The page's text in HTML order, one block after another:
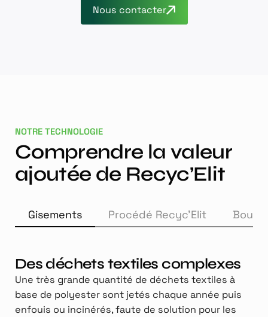
Nous contacter
NOTRE TECHNOLOGIE
Comprendre la valeur
ajoutée de Recyc’Elit
Gisements Procédé Recyc'Elit
Des déchets textiles complexes
Une très grande quantité de déchets textiles à
base de polyester sont jetés chaque année puis
enfouis ou incinérés, faute de solution pour les